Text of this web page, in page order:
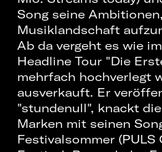
Song seine
Musiklandschaft
Ab da vergeht es wie
Headline Tour "Die
mehrfach hochverlegt
ausverkauft. Er
"stundenull", knackt
Marken mit seinen
Festivalsommer (PULS